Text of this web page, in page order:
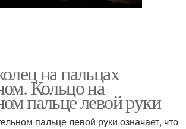
на пальцах
Кольцо на
пальце левой руки
пальце левой руки означает, что